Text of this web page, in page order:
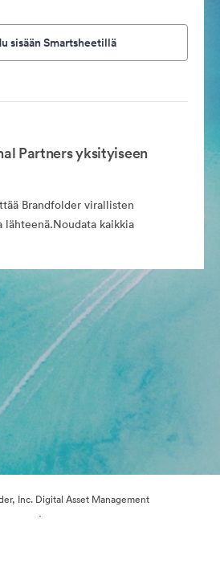
sisään Smartsheetillä
Partners yksityiseen
Brandfolder virallisten
lähteenä.Noudata kaikkia
Inc. Digital Asset Management
·